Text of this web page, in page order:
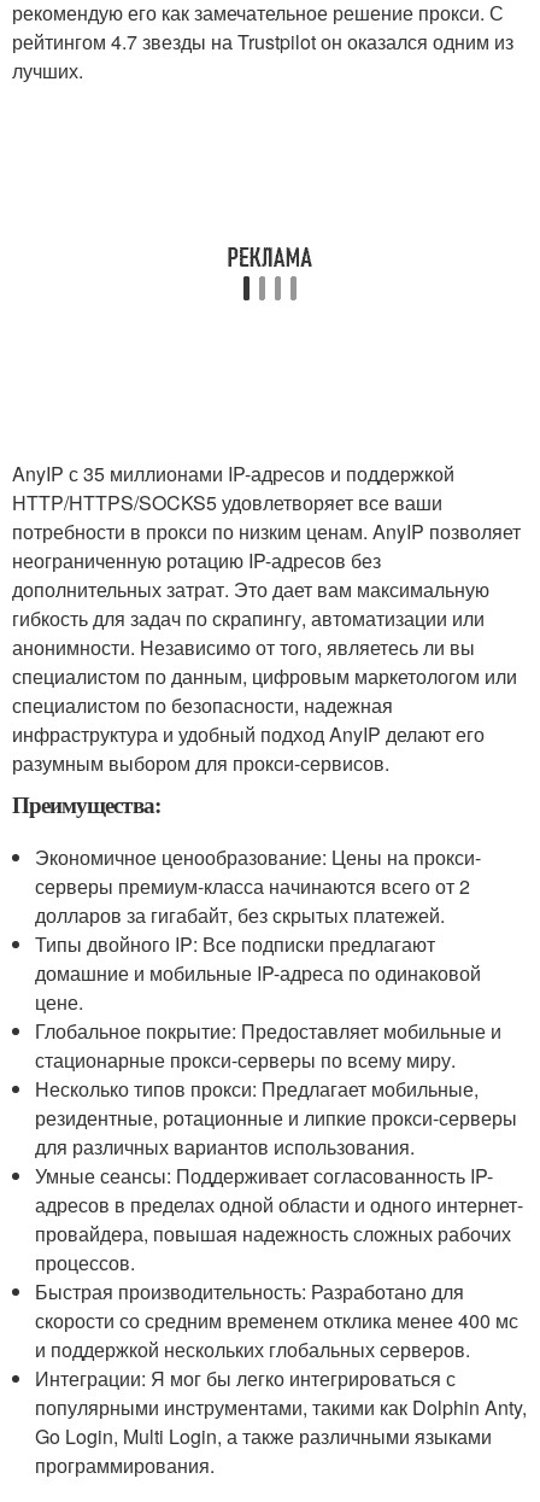
рекомендую его как замечательное решение прокси. С
рейтингом 4.7 звезды на Trustpilot он оказался одним из
лучших.
AnyIP с 35 миллионами IP-адресов и поддержкой
HTTP/HTTPS/SOCKS5 удовлетворяет все ваши
потребности в прокси по низким ценам. AnyIP позволяет
неограниченную ротацию IP-адресов без
дополнительных затрат. Это дает вам максимальную
гибкость для задач по скрапингу, автоматизации или
анонимности. Независимо от того, являетесь ли вы
специалистом по данным, цифровым маркетологом или
специалистом по безопасности, надежная
инфраструктура и удобный подход AnyIP делают его
разумным выбором для прокси-сервисов.
Преимущества:
Экономичное ценообразование: Цены на прокси-
серверы премиум-класса начинаются всего от 2
долларов за гигабайт, без скрытых платежей.
Типы двойного IP: Все подписки предлагают
домашние и мобильные IP-адреса по одинаковой
цене.
Глобальное покрытие: Предоставляет мобильные и
стационарные прокси-серверы по всему миру.
Несколько типов прокси: Предлагает мобильные,
резидентные, ротационные и липкие прокси-серверы
для различных вариантов использования.
Умные сеансы: Поддерживает согласованность IP-
адресов в пределах одной области и одного интернет-
провайдера, повышая надежность сложных рабочих
процессов.
Быстрая производительность: Разработано для
скорости со средним временем отклика менее 400 мс
и поддержкой нескольких глобальных серверов.
Интеграции: Я мог бы легко интегрироваться с
популярными инструментами, такими как Dolphin Anty,
Go Login, Multi Login, а также различными языками
программирования.